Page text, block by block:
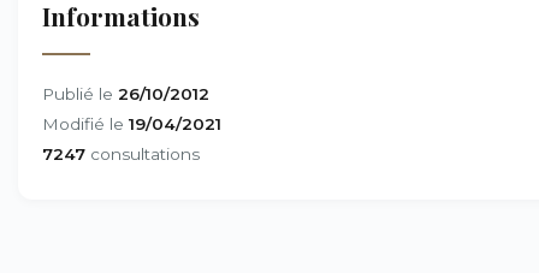
Informations
Publié le 26/10/2012
Modifié le 19/04/2021
7247 consultations